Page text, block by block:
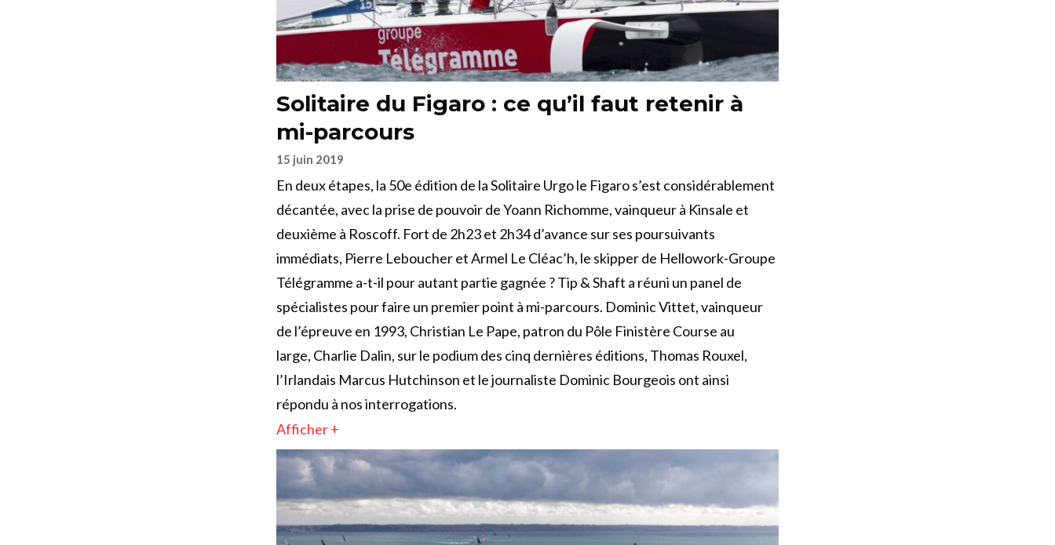
Solitaire du Figaro : ce qu’il faut retenir à
mi-parcours
15 juin 2019
En deux étapes, la 50e édition de la Solitaire Urgo le Figaro s’est considérablement
décantée, avec la prise de pouvoir de Yoann Richomme, vainqueur à Kinsale et
deuxième à Roscoff. Fort de 2h23 et 2h34 d’avance sur ses poursuivants
immédiats, Pierre Leboucher et Armel Le Cléac’h, le skipper de Hellowork-Groupe
Télégramme a-t-il pour autant partie gagnée ? Tip & Shaft a réuni un panel de
spécialistes pour faire un premier point à mi-parcours. Dominic Vittet, vainqueur
de l’épreuve en 1993, Christian Le Pape, patron du Pôle Finistère Course au
large, Charlie Dalin, sur le podium des cinq dernières éditions, Thomas Rouxel,
l’Irlandais Marcus Hutchinson et le journaliste Dominic Bourgeois ont ainsi
répondu à nos interrogations.
Afficher +